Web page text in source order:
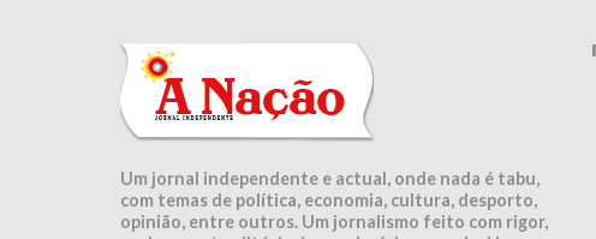
Um jornal independente e actual, onde nada é tabu,
com temas de política, economia, cultura, desporto,
opinião, entre outros. Um jornalismo feito com rigor,